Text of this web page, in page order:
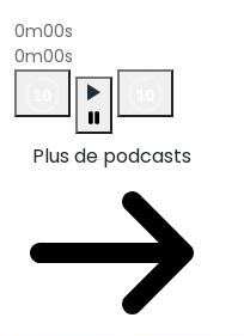
0m00s
0m00s
Plus de podcasts